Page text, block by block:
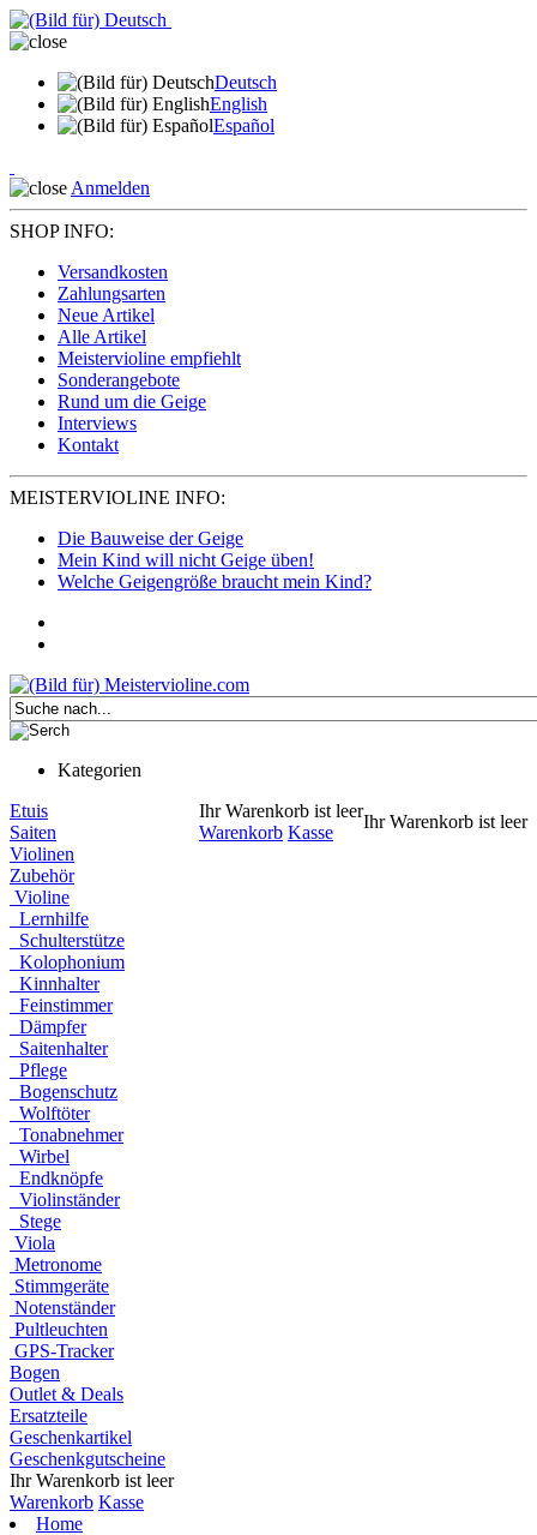
Deutsch
English
Español
Anmelden
SHOP INFO:
Versandkosten
Zahlungsarten
Neue Artikel
Alle Artikel
Meistervioline empfiehlt
Sonderangebote
Rund um die Geige
Interviews
Kontakt
MEISTERVIOLINE INFO:
Die Bauweise der Geige
Mein Kind will nicht Geige üben!
Welche Geigengröße braucht mein Kind?
Kategorien
Ihr Warenkorb ist leer
Warenkorb Kasse
Ihr Warenkorb ist leer
Etuis
Saiten
Violinen
Zubehör
Violine
Lernhilfe
Schulterstütze
Kolophonium
Kinnhalter
Feinstimmer
Dämpfer
Saitenhalter
Pflege
Bogenschutz
Wolftöter
Tonabnehmer
Wirbel
Endknöpfe
Violinständer
Stege
Viola
Metronome
Stimmgeräte
Notenständer
Pultleuchten
GPS-Tracker
Bogen
Outlet & Deals
Ersatzteile
Geschenkartikel
Geschenkgutscheine
Ihr Warenkorb ist leer
Warenkorb Kasse
Home